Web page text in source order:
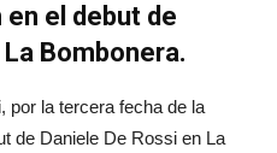
el debut de
Bombonera.
por la tercera fecha de la
de Daniele De Rossi en La